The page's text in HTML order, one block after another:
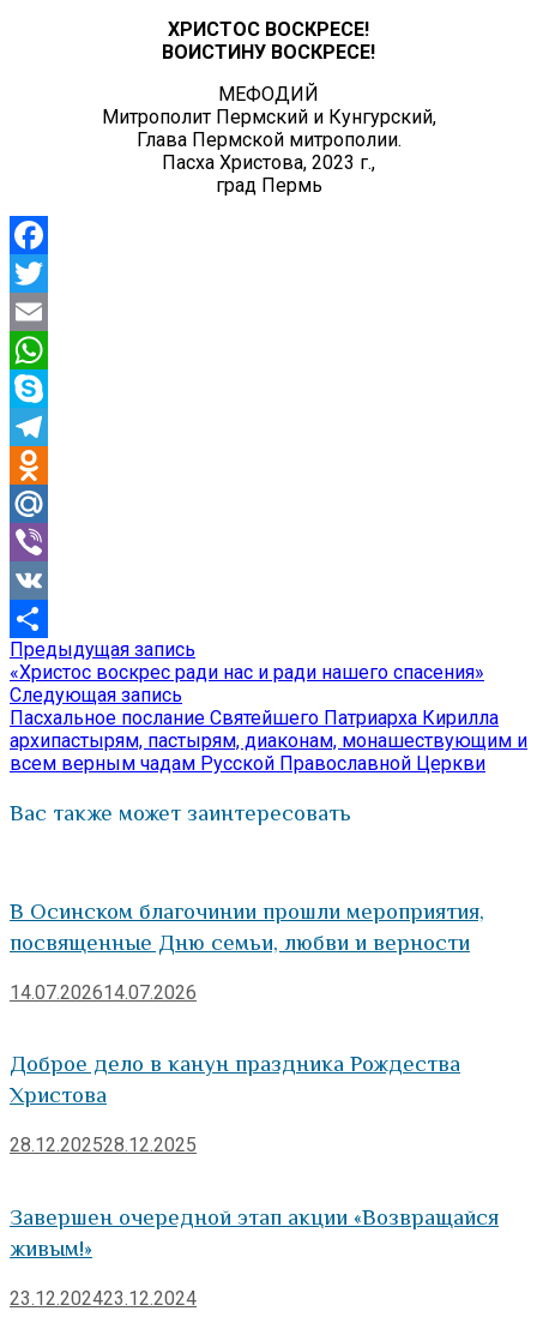
ХРИСТОС ВОСКРЕСЕ!
ВОИСТИНУ ВОСКРЕСЕ!
МЕФОДИЙ
Митрополит Пермский и Кунгурский,
Глава Пермской митрополии.
Пасха Христова, 2023 г.,
град Пермь
Facebook
Twitter
Email
WhatsApp
Skype
Telegram
Odnoklassniki
Mail.Ru
Viber
VK
Отправить
Навигация
по
записям
Предыдущая запись
запись:
«Христос воскрес ради нас и ради нашего спасения»
Следующая запись
запись:
Пасхальное послание Святейшего Патриарха Кирилла
архипастырям, пастырям, диаконам, монашествующим и
всем верным чадам Русской Православной Церкви
Вас также может заинтересовать
В Осинском благочинии прошли мероприятия,
посвященные Дню семьи, любви и верности
14.07.202614.07.2026
Доброе дело в канун праздника Рождества
Христова
28.12.202528.12.2025
Завершен очередной этап акции «Возвращайся
живым!»
23.12.202423.12.2024